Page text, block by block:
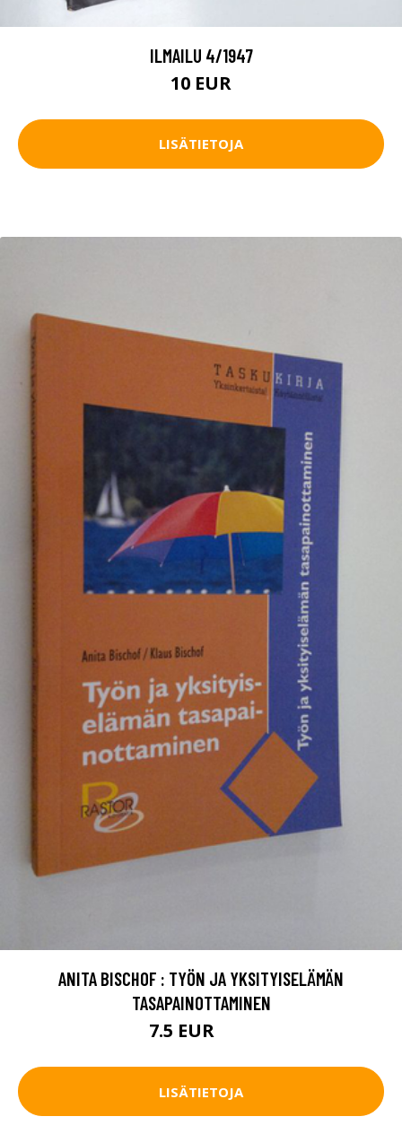
ILMAILU 4/1947
10 EUR
LISÄTIETOJA
ANITA BISCHOF : TYÖN JA YKSITYISELÄMÄN
TASAPAINOTTAMINEN
7.5 EUR
LISÄTIETOJA